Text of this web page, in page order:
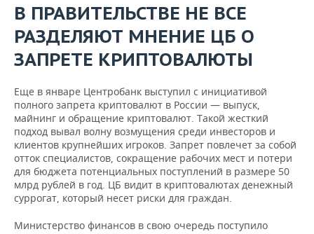
КИБЕРСПОРТ
ФИГУРНОЕ КАТАНИЕ
ВОДНЫЕ ВИДЫ СПОРТА
ХОККЕЙ С МЯЧОМ
КУЛЬТУРА
МЕДИЦИНА
ОБРАЗОВАНИЕ
ПРОИСШЕСТВИЯ
СПИСОК КОМПАНИЙ
В ПРАВИТЕЛЬСТВЕ НЕ ВСЕ
РАЗДЕЛЯЮТ МНЕНИЕ ЦБ О
ЗАПРЕТЕ КРИПТОВАЛЮТЫ
Еще в январе Центробанк выступил с инициативой
полного запрета криптовалют в России — выпуск,
майнинг и обращение криптовалют. Такой жесткий
подход вывал волну возмущения среди инвесторов и
клиентов крупнейших игроков. Запрет повлечет за собой
отток специалистов, сокращение рабочих мест и потери
для бюджета потенциальных поступлений в размере 50
млрд рублей в год. ЦБ видит в криптовалютах денежный
суррогат, который несет риски для граждан.
Министерство финансов в свою очередь поступило